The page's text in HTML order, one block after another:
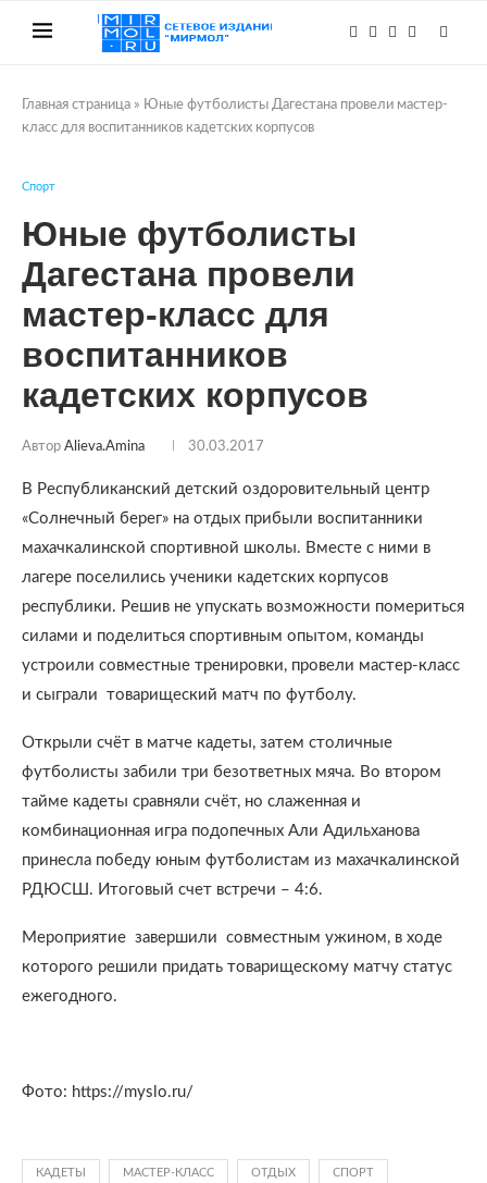
Главная страница » Юные футболисты Дагестана провели мастер-
класс для воспитанников кадетских корпусов
Спорт
Юные футболисты
Дагестана провели
мастер-класс для
воспитанников
кадетских корпусов
Автор Alieva.amina 30.03.2017
В Республиканский детский оздоровительный центр
«Солнечный берег» на отдых прибыли воспитанники
махачкалинской спортивной школы. Вместе с ними в
лагере поселились ученики кадетских корпусов
республики. Решив не упускать возможности помериться
силами и поделиться спортивным опытом, команды
устроили совместные тренировки, провели мастер-класс
и сыграли товарищеский матч по футболу.
Открыли счёт в матче кадеты, затем столичные
футболисты забили три безответных мяча. Во втором
тайме кадеты сравняли счёт, но слаженная и
комбинационная игра подопечных Али Адильханова
принесла победу юным футболистам из махачкалинской
РДЮСШ. Итоговый счет встречи – 4:6.
Мероприятие завершили совместным ужином, в ходе
которого решили придать товарищескому матчу статус
ежегодного.
Фото: https://myslo.ru/
КАДЕТЫ МАСТЕР-КЛАСС ОТДЫХ СПОРТ